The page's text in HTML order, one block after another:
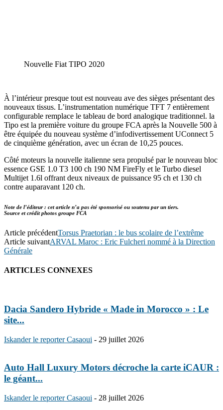
Nouvelle Fiat TIPO 2020
À l’intérieur presque tout est nouveau ave des sièges présentant des
nouveaux tissus. L’instrumentation numérique TFT 7 entièrement
configurable remplace le tableau de bord analogique traditionnel. la
Tipo est la première voiture du groupe FCA après la Nouvelle 500 à
être équipée du nouveau système d’infodivertissement UConnect 5
de cinquième génération, avec un écran de 10,25 pouces.
Côté moteurs la nouvelle italienne sera propulsé par le nouveau bloc
essence GSE 1.0 T3 100 ch 190 NM FireFly et le Turbo diesel
Multijet 1.6l offrant deux niveaux de puissance 95 ch et 130 ch
contre auparavant 120 ch.
Note de l’éditeur : cet article n’a pas été sponsorisé ou soutenu par un tiers.
Source et crédit photos groupe FCA
Article précédentTorsus Praetorian : le bus scolaire de l’extrême
Article suivantARVAL Maroc : Eric Fulcheri nommé à la Direction
Générale
ARTICLES CONNEXES
Dacia Sandero Hybride « Made in Morocco » : Le
site...
Iskander le reporter Casaoui - 29 juillet 2026
Auto Hall Luxury Motors décroche la carte iCAUR :
le géant...
Iskander le reporter Casaoui - 28 juillet 2026